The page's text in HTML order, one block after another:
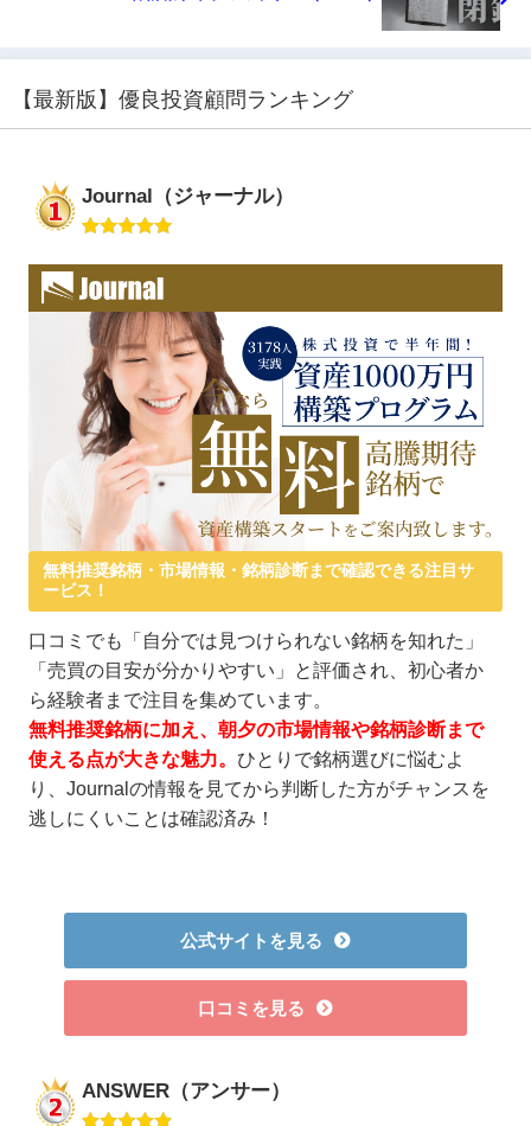
【最新版】優良投資顧問ランキング
Journal（ジャーナル）
無料推奨銘柄・市場情報・銘柄診断まで確認できる注目サ
ービス！
口コミでも「自分では見つけられない銘柄を知れた」
「売買の目安が分かりやすい」と評価され、初心者か
ら経験者まで注目を集めています。
無料推奨銘柄に加え、朝夕の市場情報や銘柄診断まで
使える点が大きな魅力。 ひとりで銘柄選びに悩むよ
り、Journalの情報を見てから判断した方がチャンスを
逃しにくいことは確認済み！
公式サイトを見る
口コミを見る
ANSWER（アンサー）